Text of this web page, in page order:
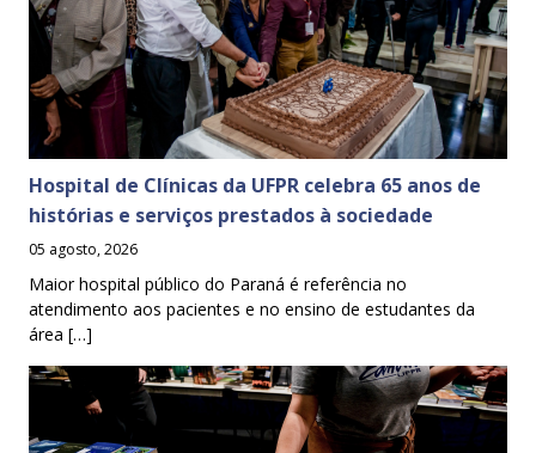
Hospital de Clínicas da UFPR celebra 65 anos de
histórias e serviços prestados à sociedade
05 agosto, 2026
Maior hospital público do Paraná é referência no
atendimento aos pacientes e no ensino de estudantes da
área […]